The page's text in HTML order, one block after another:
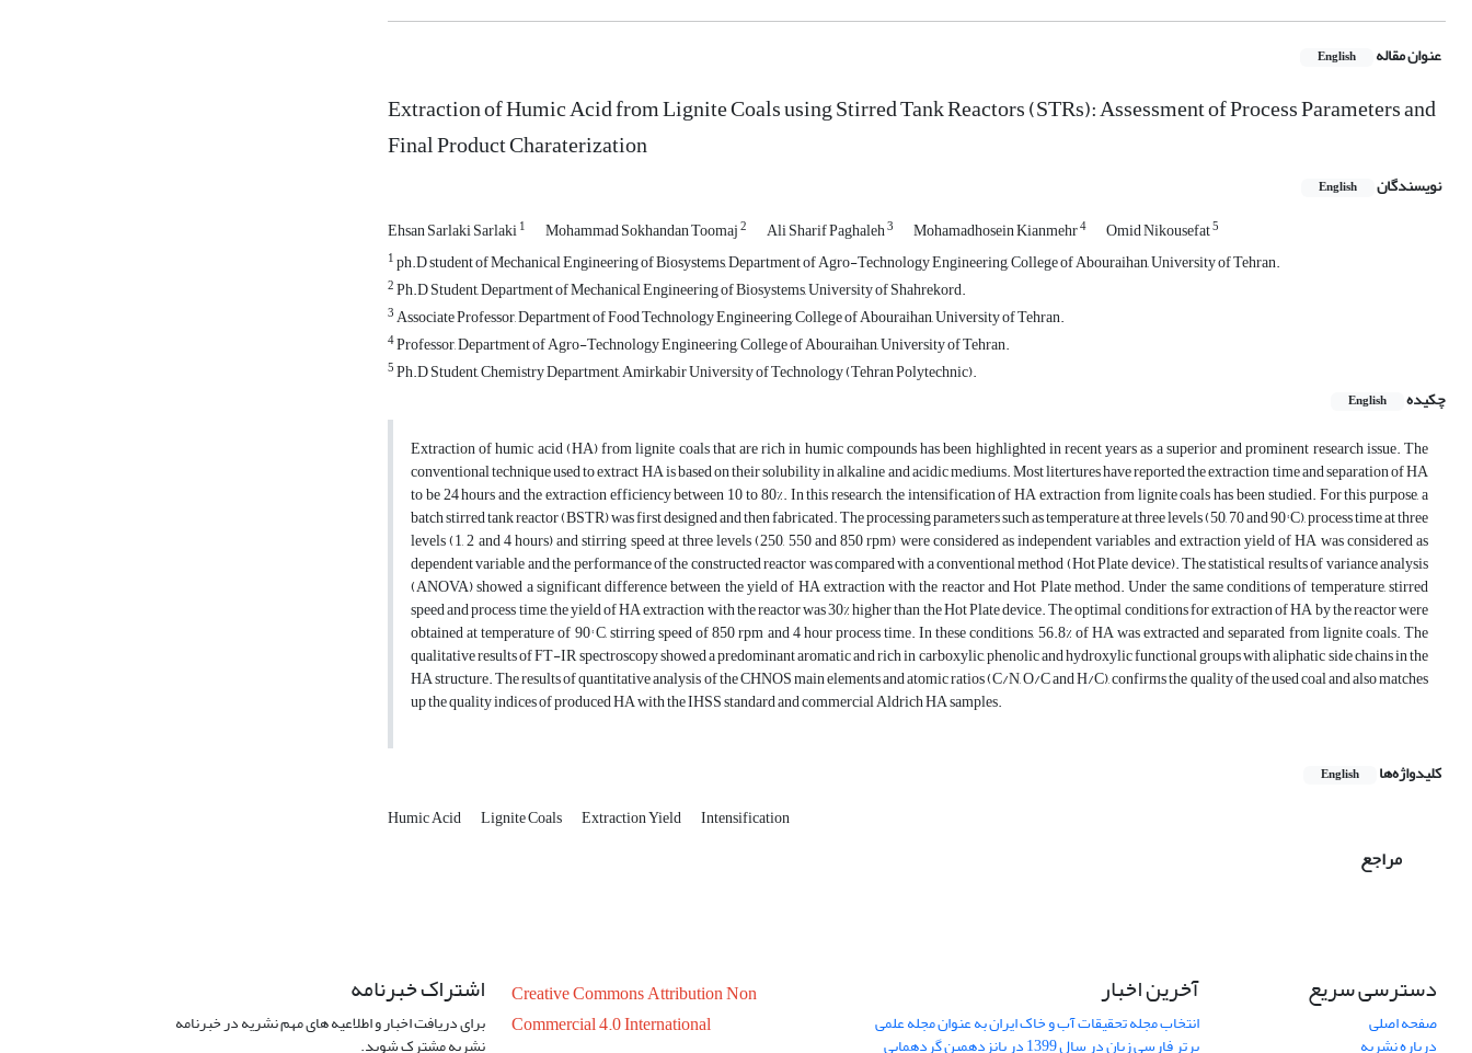
عنوان مقاله English
Extraction of Humic Acid from Lignite Coals using Stirred Tank Reactors (STRs): Assessment of Process Parameters and
Final Product Charaterization
نویسندگان English
Ehsan Sarlaki Sarlaki1 Mohammad Sokhandan Toomaj2 Ali Sharif Paghaleh3 Mohamadhosein Kianmehr4 Omid Nikousefat5
1ph.D student of Mechanical Engineering of Biosystems, Department of Agro-Technology Engineering, College of Abouraihan, University of Tehran.
2Ph.D Student, Department of Mechanical Engineering of Biosystems, University of Shahrekord.
3Associate Professor, Department of Food Technology Engineering, College of Abouraihan, University of Tehran.
4Professor, Department of Agro-Technology Engineering, College of Abouraihan, University of Tehran.
5Ph.D Student, Chemistry Department, Amirkabir University of Technology (Tehran Polytechnic).
چکیده
English
Extraction of humic acid (HA) from lignite coals that are rich in humic compounds has been highlighted in recent years as a superior and prominent research issue. The
conventional technique used to extract HA is based on their solubility in alkaline and acidic mediums. Most litertures have reported the extraction time and separation of HA
to be 24 hours and the extraction efficiency between 10 to 80%. In this research, the intensification of HA extraction from lignite coals has been studied. For this purpose, a
batch stirred tank reactor (BSTR) was first designed and then fabricated. The processing parameters such as temperature at three levels (50, 70 and 90° C), process time at three
levels (1, 2 and 4 hours) and stirring speed at three levels (250, 550 and 850 rpm) were considered as independent variables and extraction yield of HA was considered as
dependent variable and the performance of the constructed reactor was compared with a conventional method (Hot Plate device). The statistical results of variance analysis
(ANOVA) showed a significant difference between the yield of HA extraction with the reactor and Hot Plate method. Under the same conditions of temperature, stirred
speed and process time, the yield of HA extraction with the reactor was 30% higher than the Hot Plate device. The optimal conditions for extraction of HA by the reactor were
obtained at temperature of 90° C, stirring speed of 850 rpm and 4 hour process time. In these conditions, 56.8% of HA was extracted and separated from lignite coals. The
qualitative results of FT-IR spectroscopy showed a predominant aromatic and rich in carboxylic, phenolic and hydroxylic functional groups with aliphatic side chains in the
HA structure. The results of quantitative analysis of the CHNOS main elements and atomic ratios (C/N, O/C and H/C), confirms the quality of the used coal and also matches
up the quality indices of produced HA with the IHSS standard and commercial Aldrich HA samples.
کلیدواژه‌ها English
Humic Acid Lignite Coals Extraction Yield Intensification
مراجع
دسترسی سریع
صفحه اصلی
درباره نشریه
آخرین اخبار
انتخاب مجله تحقیقات آب و خاک ایران به عنوان مجله علمی
برتر فارسی زبان در سال 1399 در پانزدهمین گردهمایی
Creative Commons Attribution Non
Commercial 4.0 International
اشتراک خبرنامه
برای دریافت اخبار و اطلاعیه های مهم نشریه در خبرنامه
نشریه مشترک شوید.